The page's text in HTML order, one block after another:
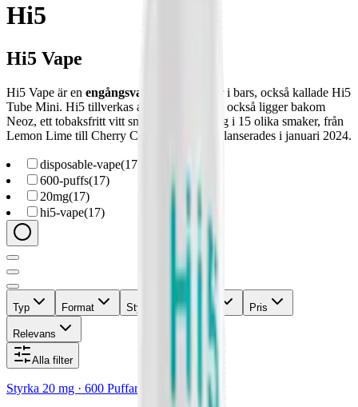
Hi5
Hi5 Vape
Hi5 Vape är en engångsvape
som kommer i bars, också kallade Hi5
Tube Mini. Hi5 tillverkas av Neoz AB som också ligger bakom
Neoz, ett tobaksfritt vitt snus. Hi5 finns idag i 15 olika smaker, från
Lemon Lime till Cherry Cola. Denna vape lanserades i januari 2024.
disposable-vape(17
600-puffs(17)
20mg(17)
hi5-vape(17)
Typ Format Styrka Märke Pris
Relevans
Alla filter
Styrka 20 mg · 600 Puffar